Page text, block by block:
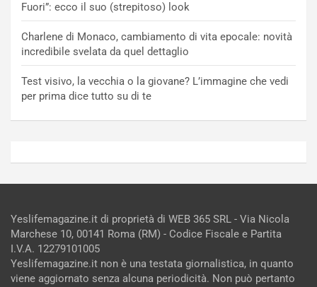
Fuori”: ecco il suo (strepitoso) look
Charlene di Monaco, cambiamento di vita epocale: novità
incredibile svelata da quel dettaglio
Test visivo, la vecchia o la giovane? L’immagine che vedi
per prima dice tutto su di te
Yeslifemagazine.it di proprietà di WEB 365 SRL - Via Nicola
Marchese 10, 00141 Roma (RM) - Codice Fiscale e Partita
I.V.A. 12279101005
Yeslifemagazine.it non è una testata giornalistica, in quanto
viene aggiornato senza alcuna periodicità. Non può pertanto